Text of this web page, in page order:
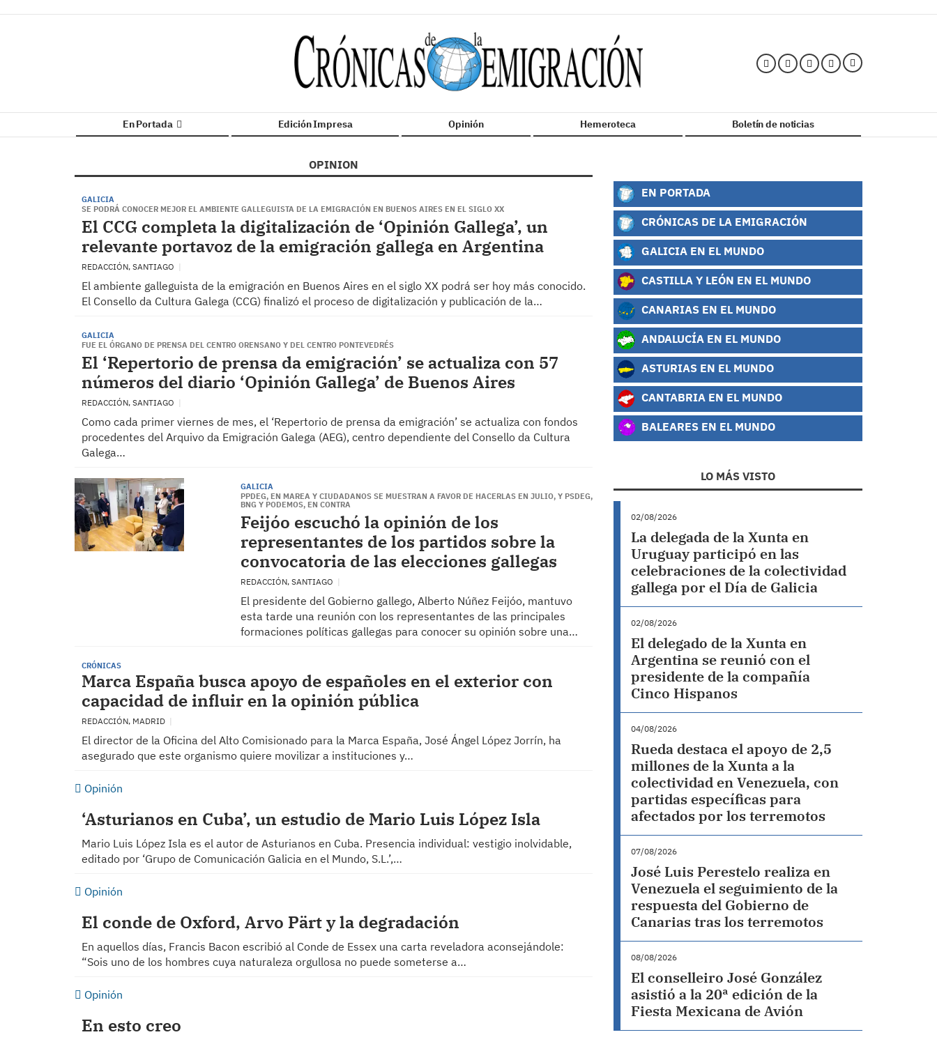
En Portada Edición Impresa Opinión Hemeroteca Boletín de noticias
OPINION
GALICIA
SE PODRÁ CONOCER MEJOR EL AMBIENTE GALLEGUISTA DE LA EMIGRACIÓN EN BUENOS AIRES EN EL SIGLO XX
El CCG completa la digitalización de ‘Opinión Gallega’, un
relevante portavoz de la emigración gallega en Argentina
REDACCIÓN, SANTIAGO
El ambiente galleguista de la emigración en Buenos Aires en el siglo XX podrá ser hoy más conocido.
El Consello da Cultura Galega (CCG) finalizó el proceso de digitalización y publicación de la…
GALICIA
FUE EL ÓRGANO DE PRENSA DEL CENTRO ORENSANO Y DEL CENTRO PONTEVEDRÉS
El ‘Repertorio de prensa da emigración’ se actualiza con 57
números del diario ‘Opinión Gallega’ de Buenos Aires
REDACCIÓN, SANTIAGO
Como cada primer viernes de mes, el ‘Repertorio de prensa da emigración’ se actualiza con fondos
procedentes del Arquivo da Emigración Galega (AEG), centro dependiente del Consello da Cultura
Galega…
GALICIA
PPDEG, EN MAREA Y CIUDADANOS SE MUESTRAN A FAVOR DE HACERLAS EN JULIO, Y PSDEG,
BNG Y PODEMOS, EN CONTRA
Feijóo escuchó la opinión de los
representantes de los partidos sobre la
convocatoria de las elecciones gallegas
REDACCIÓN, SANTIAGO
El presidente del Gobierno gallego, Alberto Núñez Feijóo, mantuvo
esta tarde una reunión con los representantes de las principales
formaciones políticas gallegas para conocer su opinión sobre una…
CRÓNICAS
Marca España busca apoyo de españoles en el exterior con
capacidad de influir en la opinión pública
REDACCIÓN, MADRID
El director de la Oficina del Alto Comisionado para la Marca España, José Ángel López Jorrín, ha
asegurado que este organismo quiere movilizar a instituciones y…
Opinión
‘Asturianos en Cuba’, un estudio de Mario Luis López Isla
Mario Luis López Isla es el autor de Asturianos en Cuba. Presencia individual: vestigio inolvidable,
editado por ‘Grupo de Comunicación Galicia en el Mundo, S.L.’,…
Opinión
El conde de Oxford, Arvo Pärt y la degradación
En aquellos días, Francis Bacon escribió al Conde de Essex una carta reveladora aconsejándole:
“Sois uno de los hombres cuya naturaleza orgullosa no puede someterse a…
Opinión
En esto creo
EN PORTADA
CRÓNICAS DE LA EMIGRACIÓN
GALICIA EN EL MUNDO
CASTILLA Y LEÓN EN EL MUNDO
CANARIAS EN EL MUNDO
ANDALUCÍA EN EL MUNDO
ASTURIAS EN EL MUNDO
CANTABRIA EN EL MUNDO
BALEARES EN EL MUNDO
LO MÁS VISTO
02/08/2026
La delegada de la Xunta en
Uruguay participó en las
celebraciones de la colectividad
gallega por el Día de Galicia
02/08/2026
El delegado de la Xunta en
Argentina se reunió con el
presidente de la compañía
Cinco Hispanos
04/08/2026
Rueda destaca el apoyo de 2,5
millones de la Xunta a la
colectividad en Venezuela, con
partidas específicas para
afectados por los terremotos
07/08/2026
José Luis Perestelo realiza en
Venezuela el seguimiento de la
respuesta del Gobierno de
Canarias tras los terremotos
08/08/2026
El conselleiro José González
asistió a la 20ª edición de la
Fiesta Mexicana de Avión